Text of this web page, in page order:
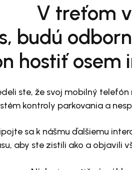
V treťom
budú
hostiť osem
ste, že svoj mobilný
kontroly parkovania a
sa k nášmu ďalšiemu
aby ste zistili ako a objavili